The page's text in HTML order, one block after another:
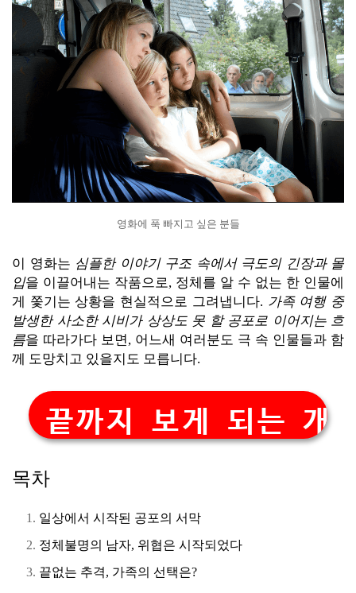
영화에 푹 빠지고 싶은 분들
이 영화는 심플한 이야기 구조 속에서 극도의 긴장과 몰
입을 이끌어내는 작품으로, 정체를 알 수 없는 한 인물에
게 쫓기는 상황을 현실적으로 그려냅니다. 가족 여행 중
발생한 사소한 시비가 상상도 못 할 공포로 이어지는 흐
름을 따라가다 보면, 어느새 여러분도 극 속 인물들과 함
께 도망치고 있을지도 모릅니다.
끝까지 보게 되는 개
목차
일상에서 시작된 공포의 서막
정체불명의 남자, 위협은 시작되었다
끝없는 추격, 가족의 선택은?